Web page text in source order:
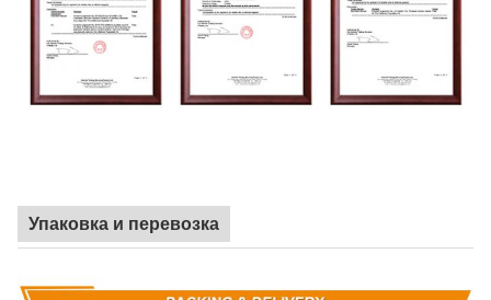
Упаковка и перевозка